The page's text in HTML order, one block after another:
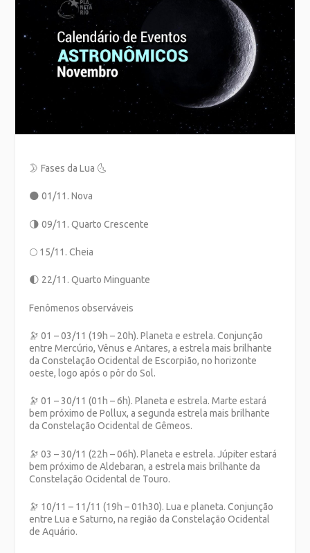
🌛 Fases da Lua 🌜
🌑 01/11. Nova
🌗 09/11. Quarto Crescente
🌕 15/11. Cheia
🌓 22/11. Quarto Minguante
Fenômenos observáveis
🔭 01 – 03/11 (19h – 20h). Planeta e estrela. Conjunção
entre Mercúrio, Vênus e Antares, a estrela mais brilhante
da Constelação Ocidental de Escorpião, no horizonte
oeste, logo após o pôr do Sol.
🔭 01 – 30/11 (01h – 6h). Planeta e estrela. Marte estará
bem próximo de Pollux, a segunda estrela mais brilhante
da Constelação Ocidental de Gêmeos.
🔭 03 – 30/11 (22h – 06h). Planeta e estrela. Júpiter estará
bem próximo de Aldebaran, a estrela mais brilhante da
Constelação Ocidental de Touro.
🔭 10/11 – 11/11 (19h – 01h30). Lua e planeta. Conjunção
entre Lua e Saturno, na região da Constelação Ocidental
de Aquário.